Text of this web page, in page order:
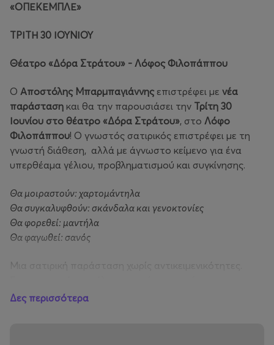
«ΟΠΕΚΕΜΠΛΕ»
ΤΡΙΤΗ 30 ΙΟΥΝΙΟΥ
Θέατρο «Δόρα Στράτου» - Λόφος Φιλοπάππου
Ο Αποστόλης Μπαρμπαγιάννης επιστρέφει με νέα
παράσταση και θα την παρουσιάσει την Τρίτη 30
Ιουνίου στο θέατρο «Δόρα Στράτου», στο Λόφο
Φιλοπάππου! Ο γνωστός σατιρικός επιστρέφει με τη
γνωστή διάθεση, αλλά με άγνωστο κείμενο για ένα
υπερθέαμα γέλιου, προβληματισμού και συγκίνησης.
Θα μοιραστούν: χαρτομάντηλα
Θα συγκαλυφθούν: σκάνδαλα και γενοκτονίες
Θα φορεθεί: μαντήλα
Θα φαγωθεί: σανός
Μια σατιρική παράσταση χωρίς αντικειμενικότητες.
Μια καυστική επιθεώρηση χωρίς όρια.
Δες περισσότερα